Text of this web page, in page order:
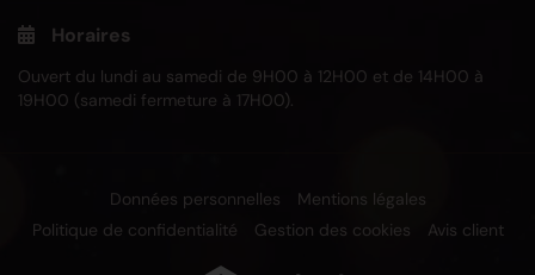
Horaires
Ouvert du lundi au samedi de 9H00 à 12H00 et de 14H00 à
19H00 (samedi fermeture à 17H00).
Données personnelles
Mentions légales
Politique de confidentialité
Gestion des cookies Avis client